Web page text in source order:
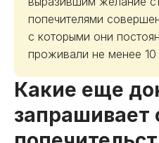
попечителями
с которыми они
проживали не менее 10
Какие еще
запрашивает